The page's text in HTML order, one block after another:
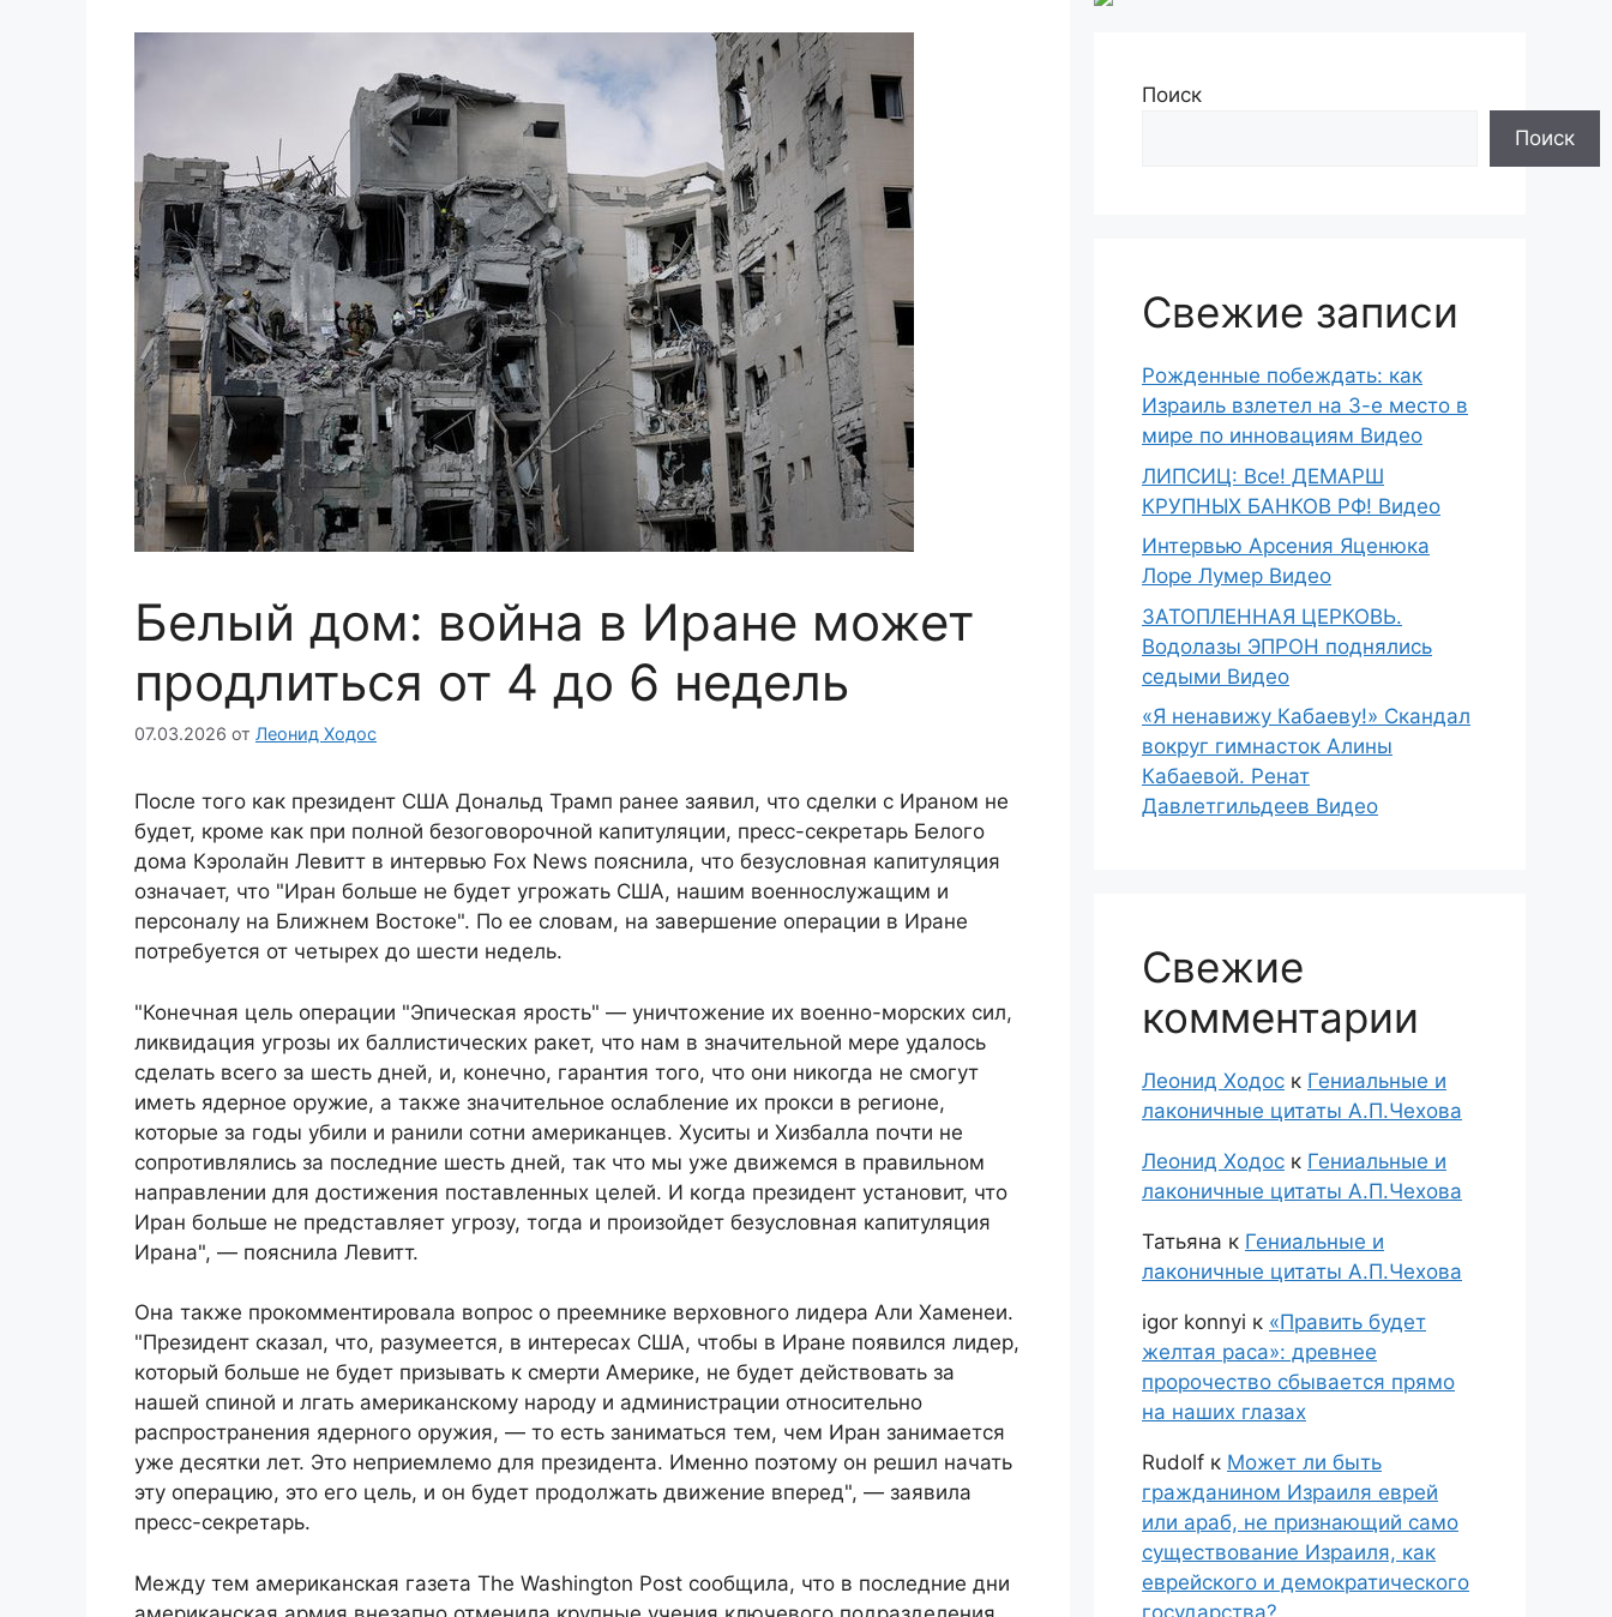
Белый дом: война в Иране может
продлиться от 4 до 6 недель
07.03.2026 от Леонид Ходос
После того как президент США Дональд Трамп ранее заявил, что сделки с Ираном не
будет, кроме как при полной безоговорочной капитуляции, пресс-секретарь Белого
дома Кэролайн Левитт в интервью Fox News пояснила, что безусловная капитуляция
означает, что "Иран больше не будет угрожать США, нашим военнослужащим и
персоналу на Ближнем Востоке". По ее словам, на завершение операции в Иране
потребуется от четырех до шести недель.
"Конечная цель операции "Эпическая ярость" — уничтожение их военно-морских сил,
ликвидация угрозы их баллистических ракет, что нам в значительной мере удалось
сделать всего за шесть дней, и, конечно, гарантия того, что они никогда не смогут
иметь ядерное оружие, а также значительное ослабление их прокси в регионе,
которые за годы убили и ранили сотни американцев. Хуситы и Хизбалла почти не
сопротивлялись за последние шесть дней, так что мы уже движемся в правильном
направлении для достижения поставленных целей. И когда президент установит, что
Иран больше не представляет угрозу, тогда и произойдет безусловная капитуляция
Ирана", — пояснила Левитт.
Она также прокомментировала вопрос о преемнике верховного лидера Али Хаменеи.
"Президент сказал, что, разумеется, в интересах США, чтобы в Иране появился лидер,
который больше не будет призывать к смерти Америке, не будет действовать за
нашей спиной и лгать американскому народу и администрации относительно
распространения ядерного оружия, — то есть заниматься тем, чем Иран занимается
уже десятки лет. Это неприемлемо для президента. Именно поэтому он решил начать
эту операцию, это его цель, и он будет продолжать движение вперед", — заявила
пресс-секретарь.
Между тем американская газета The Washington Post сообщила, что в последние дни
Поиск
Поиск
Свежие записи
Рожденные побеждать: как
Израиль взлетел на 3-е место в
мире по инновациям Видео
ЛИПСИЦ: Все! ДЕМАРШ
КРУПНЫХ БАНКОВ РФ! Видео
Интервью Арсения Яценюка
Лоре Лумер Видео
ЗАТОПЛЕННАЯ ЦЕРКОВЬ.
Водолазы ЭПРОН поднялись
седыми Видео
«Я ненавижу Кабаеву!» Скандал
вокруг гимнасток Алины
Кабаевой. Ренат
Давлетгильдеев Видео
Свежие
комментарии
Леонид Ходос к Гениальные и
лаконичные цитаты А.П.Чехова
Леонид Ходос к Гениальные и
лаконичные цитаты А.П.Чехова
Татьяна к Гениальные и
лаконичные цитаты А.П.Чехова
igor konnyi к «Править будет
желтая раса»: древнее
пророчество сбывается прямо
на наших глазах
Rudolf к Может ли быть
гражданином Израиля еврей
или араб, не признающий само
существование Израиля, как
еврейского и демократического
государства?